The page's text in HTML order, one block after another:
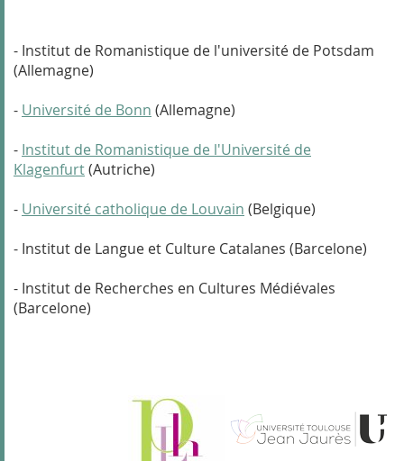
- Institut de Romanistique de l'université de Potsdam
(Allemagne)
- Université de Bonn (Allemagne)
- Institut de Romanistique de l'Université de
Klagenfurt(Autriche)
- Université catholique de Louvain (Belgique)
- Institut de Langue et Culture Catalanes (Barcelone)
- Institut de Recherches en Cultures Médiévales
(Barcelone)